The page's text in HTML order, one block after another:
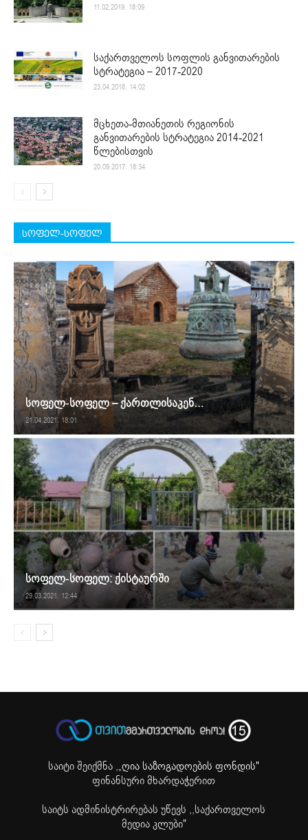
11.02.2019. 18:09
საქართველოს სოფლის განვითარების
სტრატეგია – 2017-2020
23.04.2018. 14:02
მცხეთა-მთიანეთის რეგიონის
განვითარების სტრატეგია 2014-2021
წლებისთვის
20.09.2017. 18:34
სოფელ-სოფელ
სოფელ-სოფელ – ქართლისაკენ…
21.04.2021. 18:01
სოფელ-სოფელ: ქისტაურში
29.03.2021. 12:44
საიტი შეიქმნა ,„ღია საზოგადოების ფონდის"
ფინანსური მხარდაჭერით
საიტს ადმინისტრირებას უწევს ,,საქართველოს
მედია კლუბი"